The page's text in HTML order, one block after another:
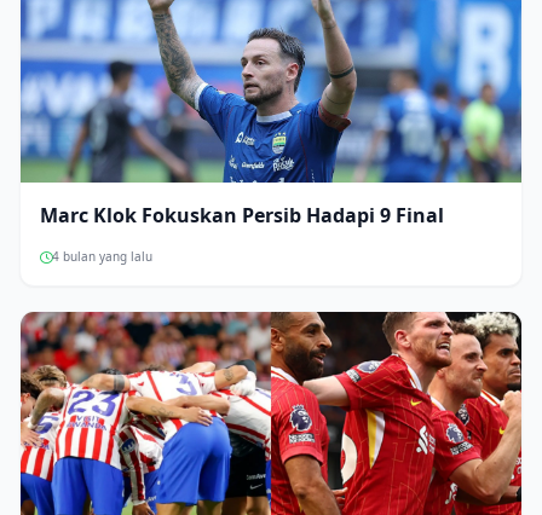
Marc Klok Fokuskan Persib Hadapi 9 Final
4 bulan yang lalu